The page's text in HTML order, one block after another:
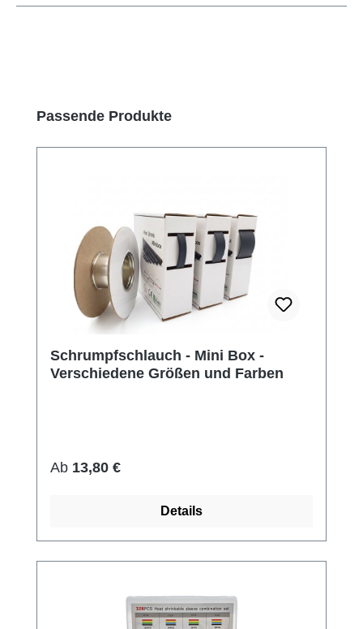
Produktgalerie überspringen
Passende Produkte
Schrumpfschlauch - Mini Box -
Verschiedene Größen und Farben
Regulärer Preis:
Ab 13,80 €
Details